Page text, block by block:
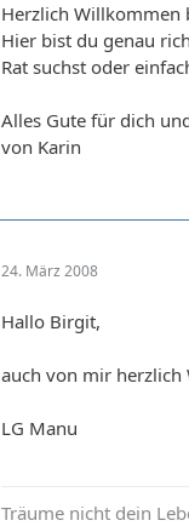
Herzlich Willkommen
Hier bist du genau
Rat suchst oder
Alles Gute für dich
von Karin
24. März 2008
Hallo Birgit,
auch von mir
LG Manu
Träume nicht dein